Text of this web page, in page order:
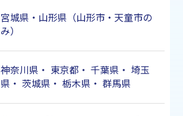
宮城県・山形県（山形市・天童市の
み）
神奈川県 ・ 東京都・ 千葉県 ・ 埼玉
県 ・ 茨城県 ・ 栃木県 ・ 群馬県